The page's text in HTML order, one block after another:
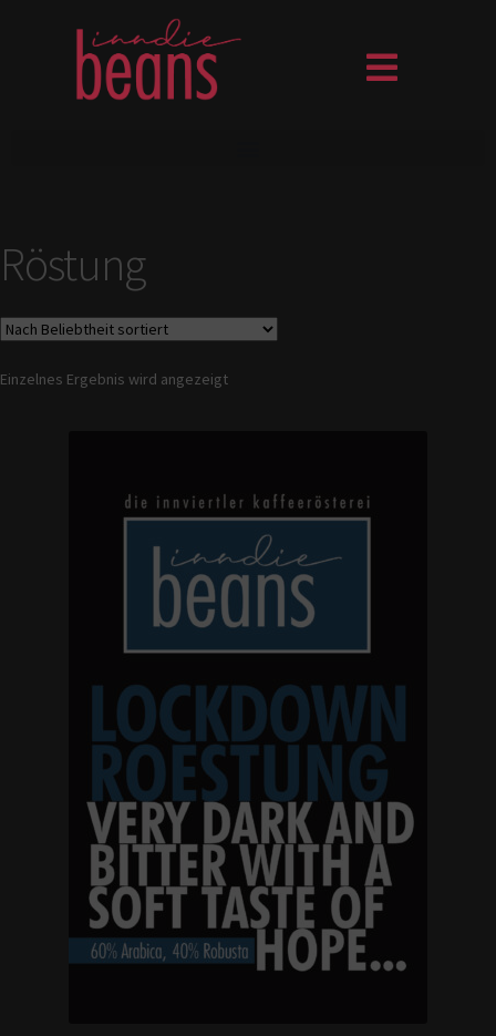
Röstung
Einzelnes Ergebnis wird angezeigt